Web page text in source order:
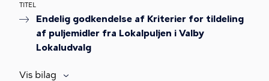
TITEL
Endelig godkendelse af Kriterier for tildeling
af puljemidler fra Lokalpuljen i Valby
Lokaludvalg
Vis bilag